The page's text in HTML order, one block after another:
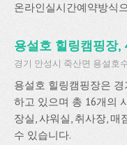
온라인실시간예약방식
용설호 힐링캠핑장,
경기 안성시 죽산면 용설호
용설호 힐링캠핑장은
하고 있으며 총 16개의
장실, 샤워실, 취사장,
수 있습니다.